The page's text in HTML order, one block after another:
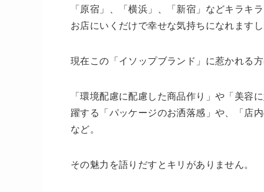
「原宿」、「横浜」、「新宿」などキラキ
お店にいくだけで幸せな気持ちになれます
現在この「イソップブランド」に惹かれる
「環境配慮に配慮した商品作り」や「美容
躍する「パッケージのお洒落感」や、「店
など。
その魅力を語りだすとキリがありません。